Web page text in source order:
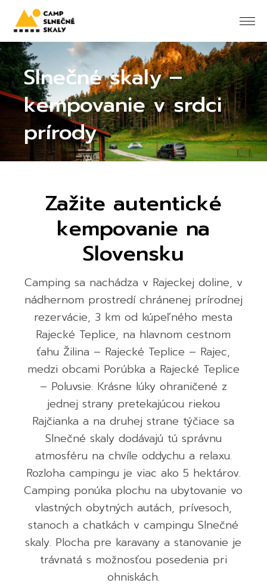
Slnečné skaly –
kempovanie v srdci
prírody
Zažite autentické
kempovanie na
Slovensku
Camping sa nachádza v Rajeckej doline, v
nádhernom prostredí chránenej prírodnej
rezervácie, 3 km od kúpeľného mesta
Rajecké Teplice, na hlavnom cestnom
ťahu Žilina – Rajecké Teplice – Rajec,
medzi obcami Porúbka a Rajecké Teplice
– Poluvsie. Krásne lúky ohraničené z
jednej strany pretekajúcou riekou
Rajčianka a na druhej strane týčiace sa
Slnečné skaly dodávajú tú správnu
atmosféru na chvíle oddychu a relaxu.
Rozloha campingu je viac ako 5 hektárov.
Camping ponúka plochu na ubytovanie vo
vlastných obytných autách, prívesoch,
stanoch a chatkách v campingu Slnečné
skaly. Plocha pre karavany a stanovanie je
trávnatá s možnosťou posedenia pri
ohniskách.